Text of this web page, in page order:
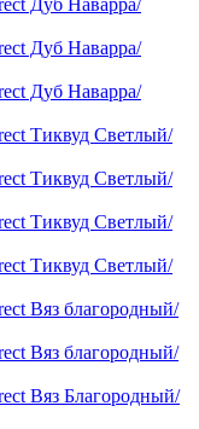
Дуб Наварра/
Дуб Наварра/
Дуб Наварра/
Тиквуд Светлый/
Тиквуд Светлый/
Тиквуд Светлый/
Тиквуд Светлый/
Вяз благородный/
Вяз благородный/
Вяз Благородный/